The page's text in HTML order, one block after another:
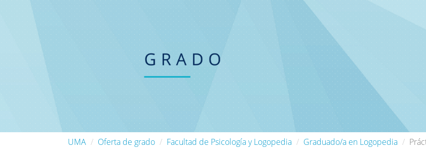
UMA Oferta de grado Facultad de Psicología y Logopedia Graduado/a en Logopedia